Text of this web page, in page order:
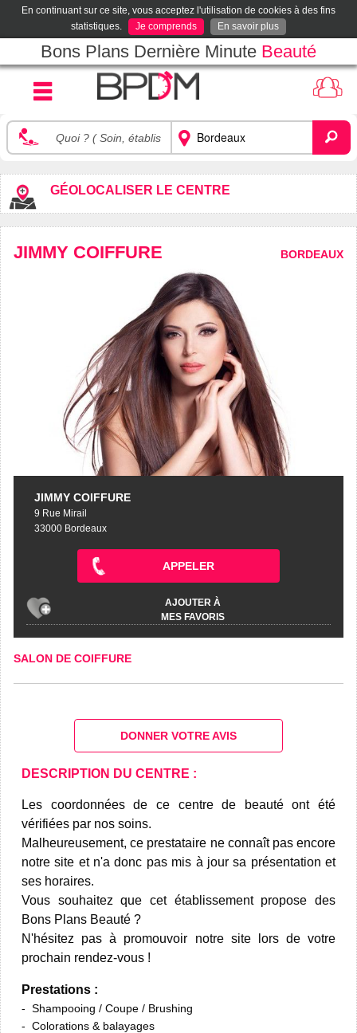
En continuant sur ce site, vous acceptez l'utilisation de cookies à des fins
statistiques.
Je comprends En savoir plus
Bons Plans Dernière Minute Beauté
GÉOLOCALISER LE CENTRE
JIMMY COIFFURE BORDEAUX
JIMMY COIFFURE
9 Rue Mirail
33000 Bordeaux
APPELER
AJOUTER À
MES FAVORIS
SALON DE COIFFURE
DONNER VOTRE AVIS
DESCRIPTION DU CENTRE :
Les coordonnées de ce centre de beauté ont été
vérifiées par nos soins.
Malheureusement, ce prestataire ne connaît pas encore
notre site et n'a donc pas mis à jour sa présentation et
ses horaires.
Vous souhaitez que cet établissement propose des
Bons Plans Beauté ?
N'hésitez pas à promouvoir notre site lors de votre
prochain rendez-vous !
Prestations :
Shampooing / Coupe / Brushing
Colorations & balayages